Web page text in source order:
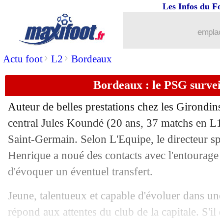
Actu foot> L2 > Bordeaux
Les Infos du
Bordeaux : le PSG
Auteur de belles prestations chez les
central Jules Koundé (20 ans, 37 matchs en
Saint-Germain. Selon L'Equipe, le directeur
Henrique a noué des contacts avec
d'évoquer un éventuel transfert.
Jeune, talentueux et capable d'évoluer dans
répond aux attentes du club de la capitale.
Lille: Galtier a refusé la Roma
06/06 ASSE
06/06 Benfica: João Félix, sa réponse
06/06 PSG : Ander Herrera est à Paris !
06/06 OM: Rebocho, c'est 5 M€ !
06/06 Lazio: Inzaghi prolonge (officiel)
06/06 Class. FIFA (f) : le TOP 20, la France